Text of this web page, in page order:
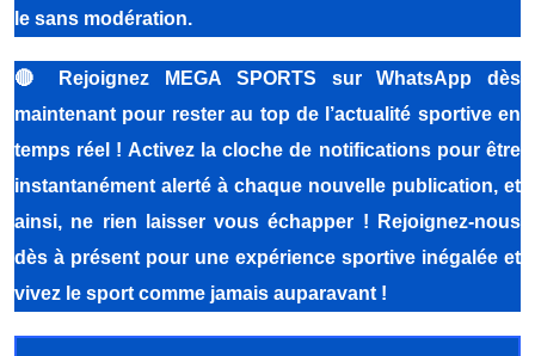
le sans modération.
🔴
Rejoignez MEGA SPORTS sur WhatsApp dès
maintenant pour rester au top de l’actualité sportive en
temps réel ! Activez la cloche de notifications pour être
instantanément alerté à chaque nouvelle publication, et
ainsi, ne rien laisser vous échapper ! Rejoignez-nous
dès à présent pour une expérience sportive inégalée et
vivez le sport comme jamais auparavant !